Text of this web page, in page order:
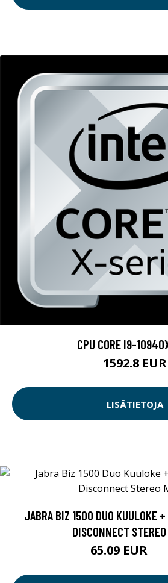
CPU CORE I9-
1592.8 EUR
LISÄTIETOJA
JABRA BIZ 1500 DUO KUULOKE +
DISCONNECT
65.09 EUR